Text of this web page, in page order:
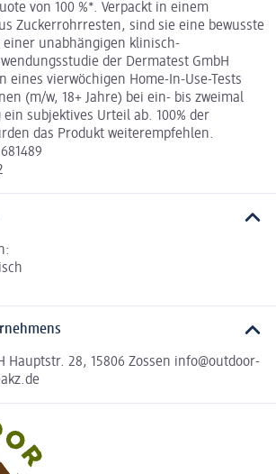
von 100 %*. Verpackt in einem
Zuckerrohrresten, sind sie eine bewusste
einer unabhängigen klinisch-
der Dermatest GmbH
eines vierwöchigen Home-In-Use-Tests
(m/w, 18+ Jahre) bei ein- bis zweimal
subjektives Urteil ab. 100% der
das Produkt weiterempfehlen.
Hauptstr. 28, 15806 Zossen info@outdoor-